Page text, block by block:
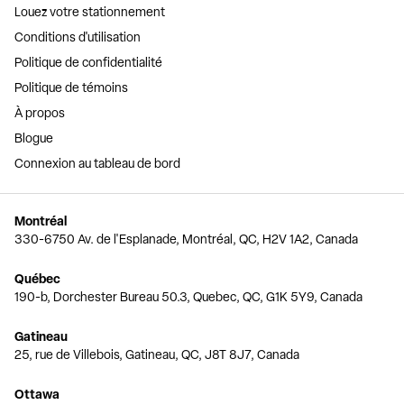
Louez votre stationnement
Conditions d'utilisation
Politique de confidentialité
Politique de témoins
À propos
Blogue
Connexion au tableau de bord
Montréal
330-6750 Av. de l'Esplanade, Montréal, QC, H2V 1A2, Canada
Québec
190-b, Dorchester Bureau 50.3, Quebec, QC, G1K 5Y9, Canada
Gatineau
25, rue de Villebois, Gatineau, QC, J8T 8J7, Canada
Ottawa